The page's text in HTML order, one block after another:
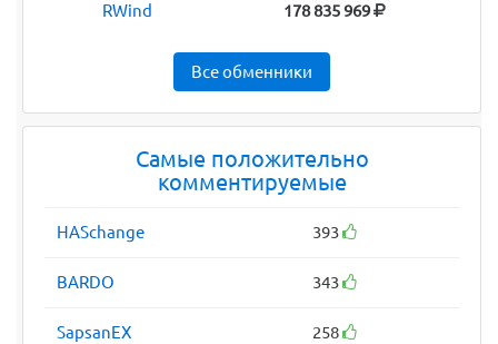
RWind 178 835 969
Все обменники
Самые положительно
комментируемые
HASchange 393
BARDO 343
SapsanEX 258